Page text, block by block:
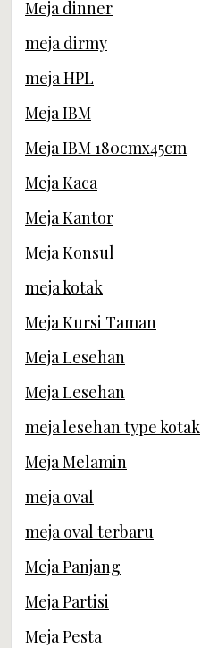
Meja dinner
meja dirmy
meja HPL
Meja IBM
Meja IBM 180cmx45cm
Meja Kaca
Meja Kantor
Meja Konsul
meja kotak
Meja Kursi Taman
Meja Lesehan
Meja Lesehan
meja lesehan type kotak
Meja Melamin
meja oval
meja oval terbaru
Meja Panjang
Meja Partisi
Meja Pesta